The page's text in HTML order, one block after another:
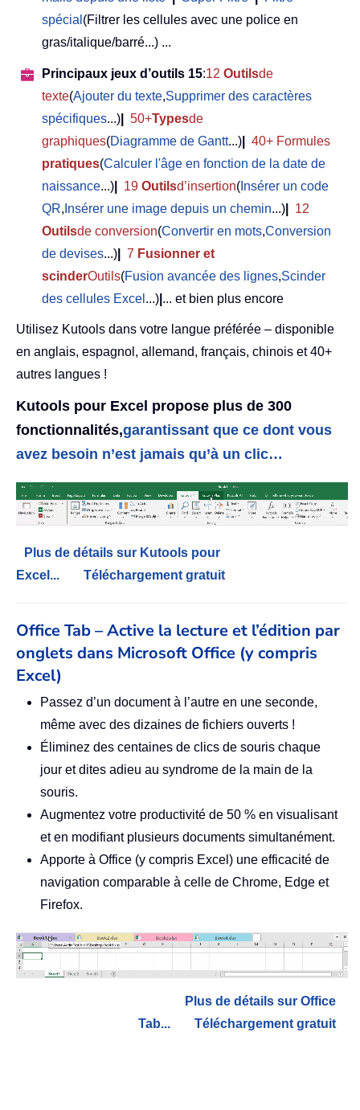
spécial (Filtrer les cellules avec une police en
gras/italique/barré...) ...
Principaux jeux d’outils 15:12 Outilsde
texte(Ajouter du texte,Supprimer des caractères
spécifiques...) 50+Typesde
graphiques(Diagramme de Gantt...)
40+ Formules
pratiques(Calculer l'âge en fonction de la date de
naissance...) 19 Outilsd’insertion( Insérer un code
QR, Insérer une image depuis un chemin...)
12
Outilsde conversion(Convertir en mots,Conversion
de devises...) 7 Fusionner et
scinderOutils(Fusion avancée des lignes,Scinder
des cellules Excel ...) ... et bien plus encore
Utilisez Kutools dans votre langue préférée – disponible
en anglais, espagnol, allemand, français, chinois et 40+
autres langues !
Kutools pour Excel propose plus de 300
fonctionnalités,garantissant que ce dont vous
avez besoin n’est jamais qu’à un clic…
Plus de détails sur Kutools pour
Excel...
Téléchargement gratuit
Office Tab – Active la lecture et l’édition par
onglets dans Microsoft Office (y compris
Excel)
Passez d’un document à l’autre en une seconde,
même avec des dizaines de fichiers ouverts !
Éliminez des centaines de clics de souris chaque
jour et dites adieu au syndrome de la main de la
souris.
Augmentez votre productivité de 50 % en visualisant
et en modifiant plusieurs documents simultanément.
Apporte à Office (y compris Excel) une efficacité de
navigation comparable à celle de Chrome, Edge et
Firefox.
Plus de détails sur Office
Tab...
Téléchargement gratuit